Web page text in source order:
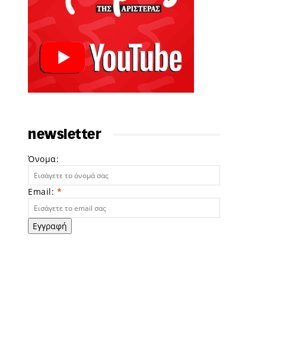
newsletter
Όνομα:
Email: *
Εγγραφή